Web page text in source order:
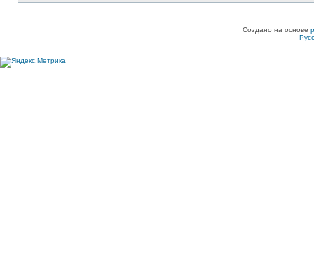
Создано на основе